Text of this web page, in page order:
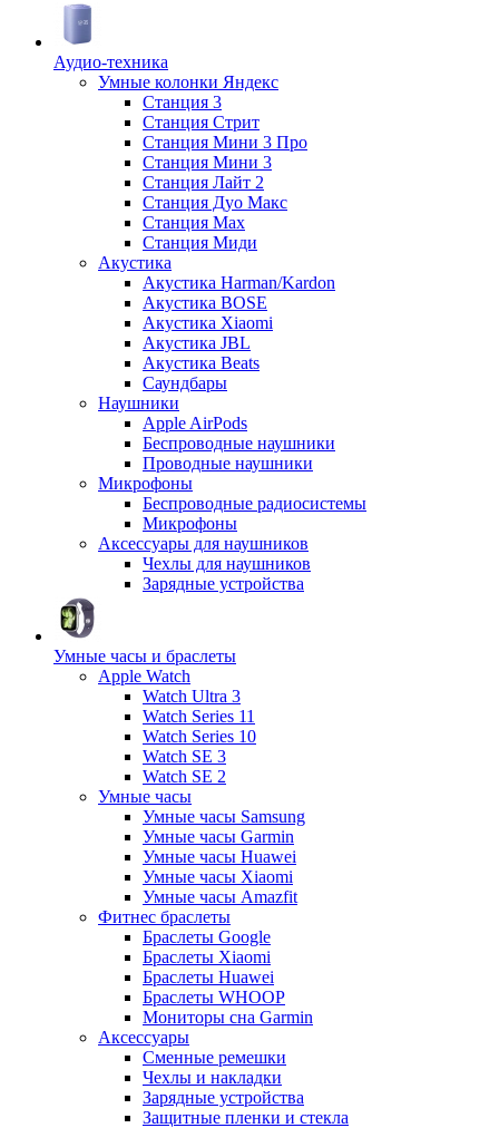
Аудио-техника
Умные колонки Яндекс
Станция 3
Станция Стрит
Станция Мини 3 Про
Станция Мини 3
Станция Лайт 2
Станция Дуо Макс
Станция Max
Станция Миди
Акустика
Акустика Harman/Kardon
Акустика BOSE
Акустика Xiaomi
Акустика JBL
Акустика Beats
Саундбары
Наушники
Apple AirPods
Беспроводные наушники
Проводные наушники
Микрофоны
Беспроводные радиосистемы
Микрофоны
Аксессуары для наушников
Чехлы для наушников
Зарядные устройства
Умные часы и браслеты
Apple Watch
Watch Ultra 3
Watch Series 11
Watch Series 10
Watch SE 3
Watch SE 2
Умные часы
Умные часы Samsung
Умные часы Garmin
Умные часы Huawei
Умные часы Xiaomi
Умные часы Amazfit
Фитнес браслеты
Браслеты Google
Браслеты Xiaomi
Браслеты Huawei
Браслеты WHOOP
Мониторы сна Garmin
Аксессуары
Сменные ремешки
Чехлы и накладки
Зарядные устройства
Защитные пленки и стекла